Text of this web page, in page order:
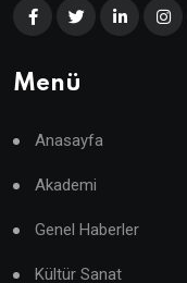
Menü
Anasayfa
Akademi
Genel Haberler
Kültür Sanat